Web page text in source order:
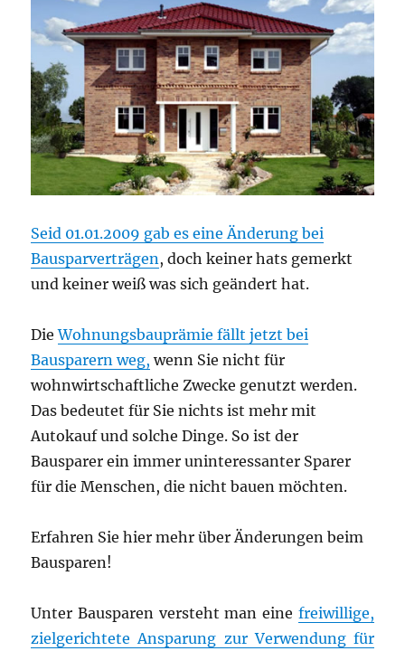
Seid 01.01.2009 gab es eine Änderung bei
Bausparverträgen, doch keiner hats gemerkt
und keiner weiß was sich geändert hat.
DieWohnungsbauprämie fällt jetzt bei
Bausparern weg, wenn Sie nicht für
wohnwirtschaftliche Zwecke genutzt werden.
Das bedeutet für Sie nichts ist mehr mit
Autokauf und solche Dinge. So ist der
Bausparer ein immer uninteressanter Sparer
für die Menschen, die nicht bauen möchten.
Erfahren Sie hier mehr über Änderungen beim
Bausparen!
Unter Bausparen versteht man eine freiwillige,
zielgerichtete Ansparung zur Verwendung für